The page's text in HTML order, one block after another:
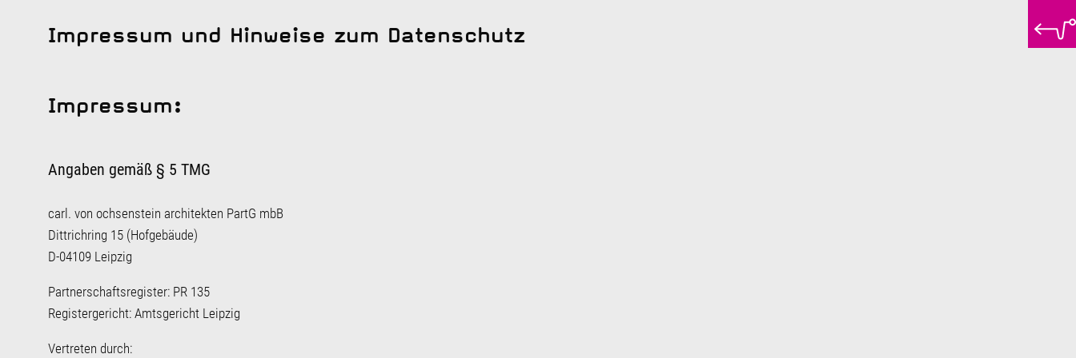
Impressum und Hinweise zum Datenschutz
Impressum:
Angaben gemäß § 5 TMG
carl. von ochsenstein architekten PartG mbB
Dittrichring 15 (Hofgebäude)
D-04109 Leipzig
Partnerschaftsregister: PR 135
Registergericht: Amtsgericht Leipzig
Vertreten durch: